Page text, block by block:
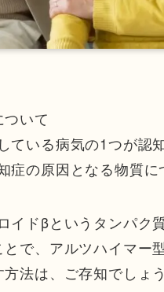
いて
いる病気の1つが認知
の原因となる物質に
ドβというタンパク質
で、アルツハイマー
法は、ご存知でしょう